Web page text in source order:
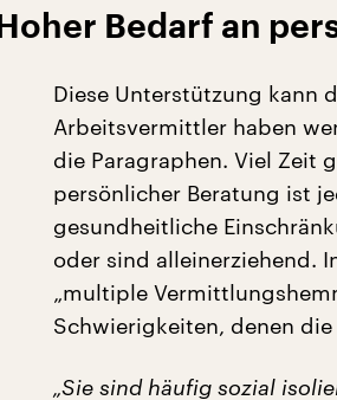
Hoher Bedarf an
Diese Unterstützung kann
Arbeitsvermittler haben
die Paragraphen. Viel Zeit
persönlicher Beratung ist
gesundheitliche
oder sind alleinerziehend.
„multiple
Schwierigkeiten, denen
„Sie sind häufig sozial